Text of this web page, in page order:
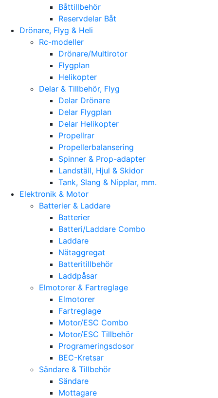
Båttillbehör
Reservdelar Båt
Drönare, Flyg & Heli
Rc-modeller
Drönare/Multirotor
Flygplan
Helikopter
Delar & Tillbehör, Flyg
Delar Drönare
Delar Flygplan
Delar Helikopter
Propellrar
Propellerbalansering
Spinner & Prop-adapter
Landställ, Hjul & Skidor
Tank, Slang & Nipplar, mm.
Elektronik & Motor
Batterier & Laddare
Batterier
Batteri/Laddare Combo
Laddare
Nätaggregat
Batteritillbehör
Laddpåsar
Elmotorer & Fartreglage
Elmotorer
Fartreglage
Motor/ESC Combo
Motor/ESC Tillbehör
Programeringsdosor
BEC-Kretsar
Sändare & Tillbehör
Sändare
Mottagare